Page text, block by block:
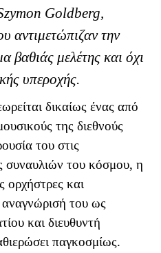
Goldberg,
αντιμετώπιζαν την
βαθιάς μελέτης και όχι
υπεροχής.
δικαίως ένας από
της διεθνούς
του στις
συναυλιών του κόσμου, η
ορχήστρες και
του ως
και διευθυντή
παγκοσμίως.